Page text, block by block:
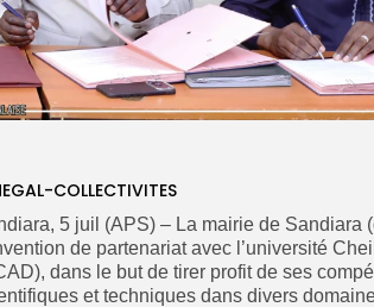
COLLECTIVITES
5 juil (APS) – La mairie de Sandiara
de partenariat avec l’université
dans le but de tirer profit de ses
et techniques dans divers